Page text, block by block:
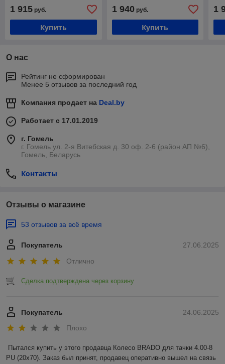
1 915 руб.
Купить
1 940руб.
Купить
1
О нас
Рейтинг не сформирован
Менее 5 отзывов за последний год
Компания продает на Deal.by
Работает с 17.01.2019
г. Гомель
г. Гомель ул. 2-я Витебская д. 30 оф. 2-6 (район АП №6),
Гомель, Беларусь
Контакты
Отзывы о магазине
53 отзывов за всё время
27.06.2025
Покупатель
Отлично
Сделка подтверждена через корзину
24.06.2025
Покупатель
Плохо
Пытался купить у этого продавца Колесо BRADO для тачки 4.00-8
PU (20x70). Заказ был принят, продавец оперативно вышел на связь